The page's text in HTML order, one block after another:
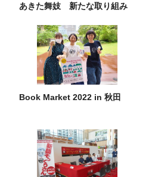
あきた舞妓 新たな取り組み
Book Market 2022 in 秋田